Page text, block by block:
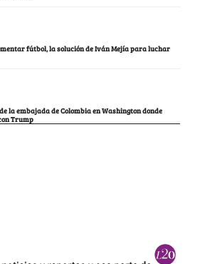
fútbol, la solución de Iván Mejía para luchar
la embajada de Colombia en Washington donde
Trump